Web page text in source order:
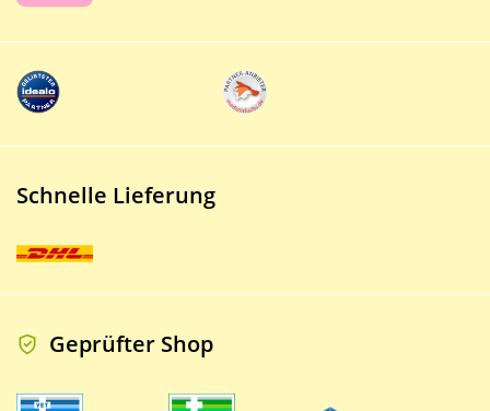
Schnelle Lieferung
Geprüfter Shop